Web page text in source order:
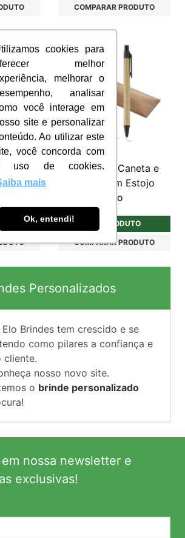
cookies para
melhor
melhorar o
analisar
você interage em
site e personalizar
Ao utilizar este
você concorda com
uso de cookies.
mais
Ok, entendi!
COMPARAR PRODUTO
com
CJC055
Conjunto de Caneta e
Lapiseira com Estojo
Personalizado
VER PRODUTO
COMPARAR PRODUTO
Personalizados
Elo Brindes tem crescido e se
como pilares a confiança e
cliente.
nosso novo site.
o brinde personalizado
nossa newsletter e
exclusivas!